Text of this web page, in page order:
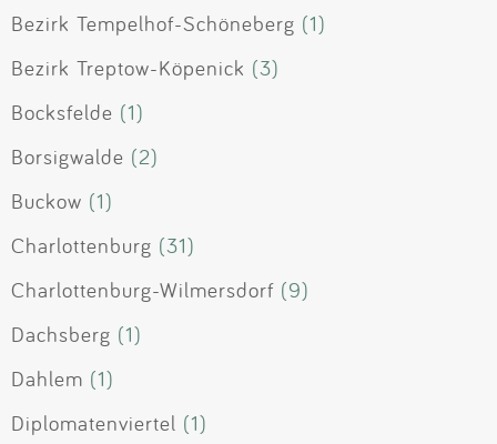
Bezirk Tempelhof-Schöneberg (1)
Bezirk Treptow-Köpenick (3)
Bocksfelde (1)
Borsigwalde (2)
Buckow (1)
Charlottenburg (31)
Charlottenburg-Wilmersdorf (9)
Dachsberg (1)
Dahlem (1)
Diplomatenviertel (1)